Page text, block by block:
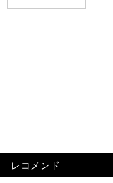
レコメンド